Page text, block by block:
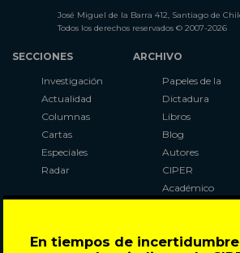
En tiempos de
José Miguel de la Barra 412, Santiago de
Todos los derechos reservados © 2007-2026
SECCIONES
Investigación
Actualidad
Columnas
Cartas
Especiales
Radar
ARCHIVO
Papeles de la
Dictadura
Libros
Blog
Autores
CIPER
Académico
Al Plebiscito